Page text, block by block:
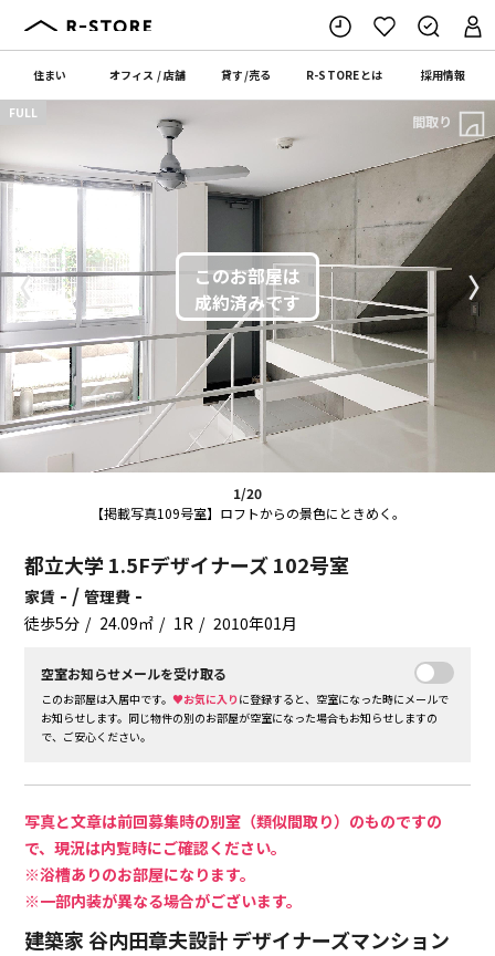
住まい オフィス /店舗 貸す/売る R-STOREとは 採用情報
1/20
【掲載写真109号室】ロフトからの景色にときめく。
〈 〉
FULL 間取り
都立大学 1.5Fデザイナーズ 102号室
家賃 - /管理費 -
徒歩5分 24.09㎡ 1R 2010年01月
空室お知らせメールを受け取る
このお部屋は入居中です。♥お気に入り に登録すると、空室になった時にメールで
お知らせします。同じ物件の別のお部屋が空室になった場合もお知らせしますの
で、ご安心ください。
写真と文章は前回募集時の別室（類似間取り）のものですの
で、現況は内覧時にご確認ください。
※浴槽ありのお部屋になります。
※一部内装が異なる場合がございます。
建築家 谷内田章夫設計 デザイナーズマンション